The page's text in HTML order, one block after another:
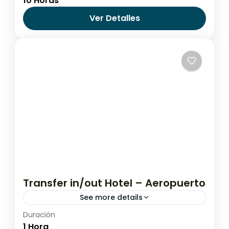
Ver Detalles
Transfer in/out Hotel – Aeropuerto
See more details
Todos los destinos
Duración
1 Hora